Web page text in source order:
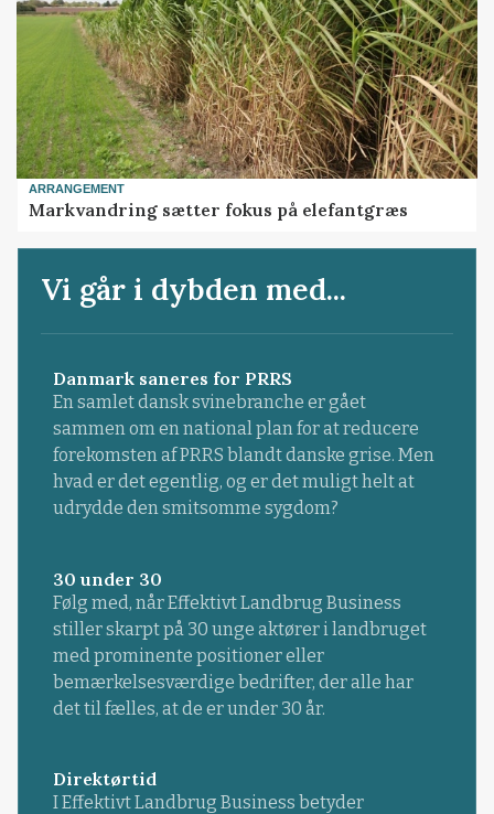
ARRANGEMENT
Markvandring sætter fokus på elefantgræs
Vi går i dybden med...
Danmark saneres for PRRS
En samlet dansk svinebranche er gået
sammen om en national plan for at reducere
forekomsten af PRRS blandt danske grise. Men
hvad er det egentlig, og er det muligt helt at
udrydde den smitsomme sygdom?
30 under 30
Følg med, når Effektivt Landbrug Business
stiller skarpt på 30 unge aktører i landbruget
med prominente positioner eller
bemærkelsesværdige bedrifter, der alle har
det til fælles, at de er under 30 år.
Direktørtid
I Effektivt Landbrug Business betyder